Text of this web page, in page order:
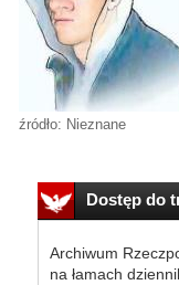
źródło: Nieznane
Dostęp do
Archiwum
na łamach